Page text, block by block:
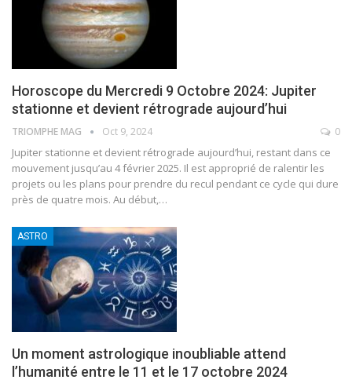
Horoscope du Mercredi 9 Octobre 2024: Jupiter
stationne et devient rétrograde aujourd’hui
TRIOMPHE MAG Oct 9, 2024 0
Jupiter stationne et devient rétrograde aujourd’hui, restant dans ce
mouvement jusqu’au 4 février 2025. Il est approprié de ralentir les
projets ou les plans pour prendre du recul pendant ce cycle qui dure
près de quatre mois. Au début,…
ASTRO
Un moment astrologique inoubliable attend
l’humanité entre le 11 et le 17 octobre 2024